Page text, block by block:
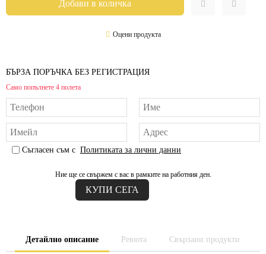
Оцени продукта
БЪРЗА ПОРЪЧКА БЕЗ РЕГИСТРАЦИЯ
Само попълнете 4 полета
Съгласен съм с Политиката за лични данни
Ние ще се свържем с вас в рамките на работния ден.
Детайлно описание Ревюта Свързани продукти